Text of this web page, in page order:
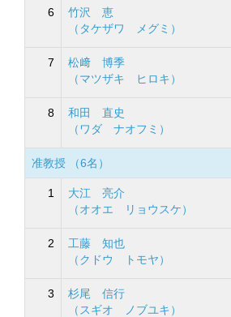
6
竹沢 恵
（タケザワ メグミ）
7
松﨑 博季
（マツザキ ヒロキ）
8
和田 直史
（ワダ ナオフミ）
准教授 （6名）
1
大江 亮介
（オオエ リョウスケ）
2
工藤 知也
（クドウ トモヤ）
3
杉尾 信行
（スギオ ノブユキ）